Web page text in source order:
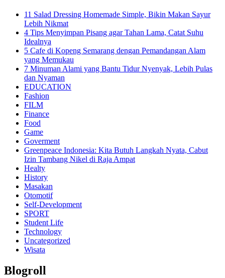
11 Salad Dressing Homemade Simple, Bikin Makan Sayur
Lebih Nikmat
4 Tips Menyimpan Pisang agar Tahan Lama, Catat Suhu
Idealnya
5 Cafe di Kopeng Semarang dengan Pemandangan Alam
yang Memukau
7 Minuman Alami yang Bantu Tidur Nyenyak, Lebih Pulas
dan Nyaman
EDUCATION
Fashion
FILM
Finance
Food
Game
Goverment
Greenpeace Indonesia: Kita Butuh Langkah Nyata, Cabut
Izin Tambang Nikel di Raja Ampat
Healty
History
Masakan
Otomotif
Self-Development
SPORT
Student Life
Technology
Uncategorized
Wisata
Blogroll